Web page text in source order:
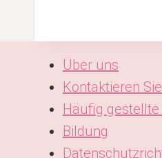
Über uns
Kontaktieren
Häufig gestellte
Bildung